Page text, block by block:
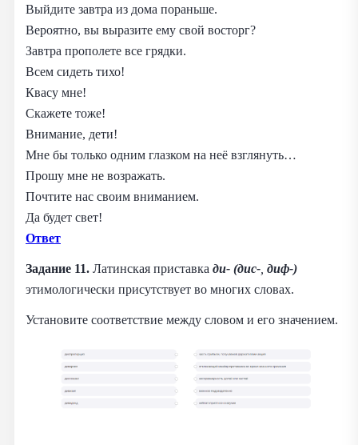
Выйдите завтра из дома пораньше.
Вероятно, вы выразите ему свой восторг?
Завтра прополете все грядки.
Всем сидеть тихо!
Квасу мне!
Скажете тоже!
Внимание, дети!
Мне бы только одним глазком на неё взглянуть…
Прошу мне не возражать.
Почтите нас своим вниманием.
Да будет свет!
Ответ
Задание 11. Латинская приставка ди- (дис- диф-)
этимологически присутствует во многих словах.
Установите соответствие между словом и его значением.